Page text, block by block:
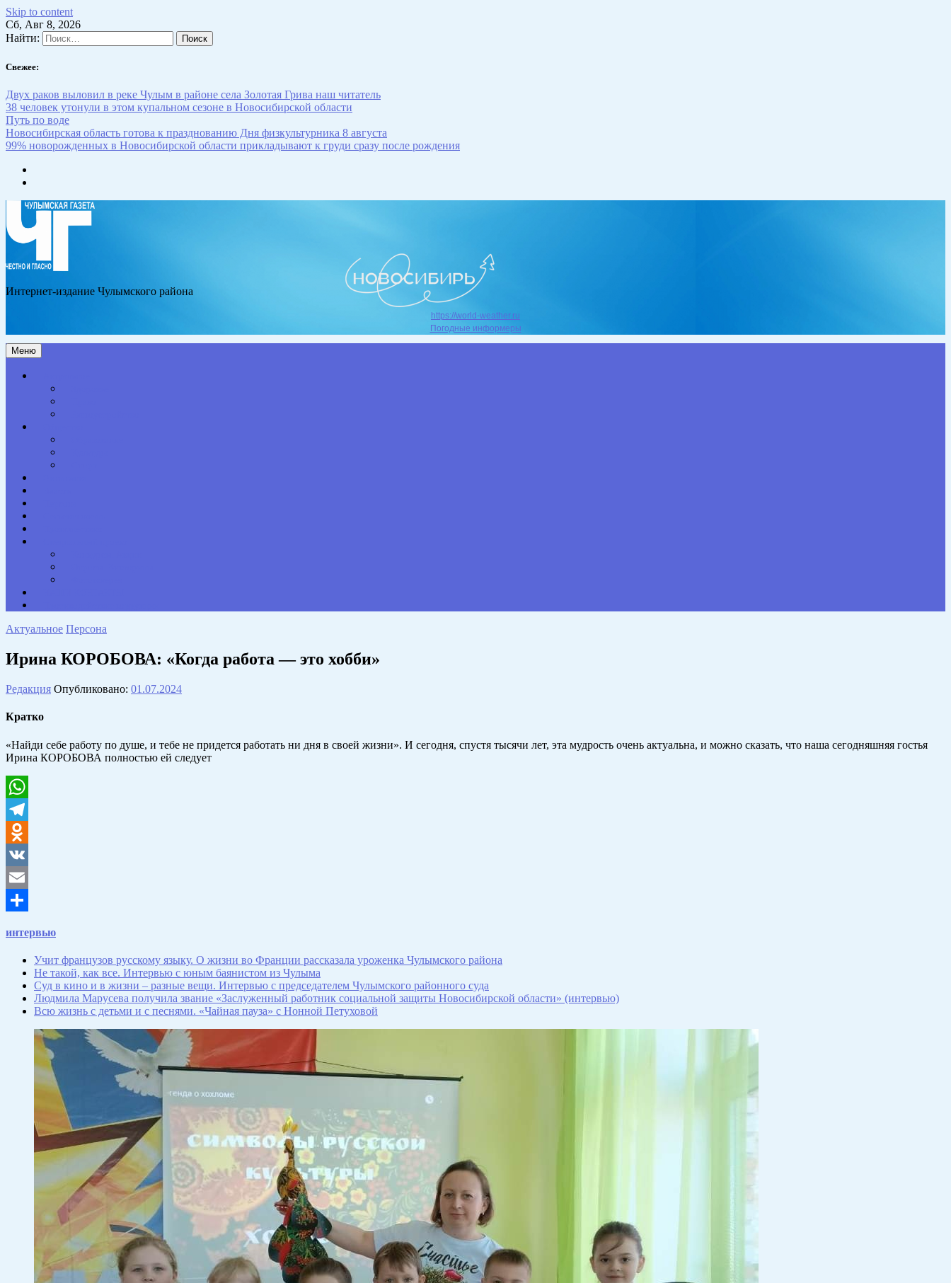
Skip to content
Сб, Авг 8, 2026
Найти:
Свежее:
Двух раков выловил в реке Чулым в районе села Золотая Грива наш читатель
38 человек утонули в этом купальном сезоне в Новосибирской области
Путь по воде
Новосибирская область готова к празднованию Дня физкультурника 8 августа
99% новорожденных в Новосибирской области прикладывают к груди сразу после рождения
Интернет-издание Чулымского района
https://world-weather.ru
Погодные информеры
Меню
Актуальное Персона
Ирина КОРОБОВА: «Когда работа — это хобби»
Редакция Опубликовано: 01.07.2024
Кратко
«Найди себе работу по душе, и тебе не придется работать ни дня в своей жизни». И сегодня, спустя тысячи лет, эта мудрость очень актуальна, и можно сказать, что наша сегодняшняя гостья
Ирина КОРОБОВА полностью ей следует
WhatsApp
Telegram
Odnoklassniki
VK
Email
интервью
Учит французов русскому языку. О жизни во Франции рассказала уроженка Чулымского района
Не такой, как все. Интервью с юным баянистом из Чулыма
Суд в кино и в жизни – разные вещи. Интервью с председателем Чулымского районного суда
Людмила Марусева получила звание «Заслуженный работник социальной защиты Новосибирской области» (интервью)
Всю жизнь с детьми и с песнями. «Чайная пауза» с Нонной Петуховой